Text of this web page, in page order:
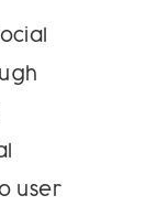
user